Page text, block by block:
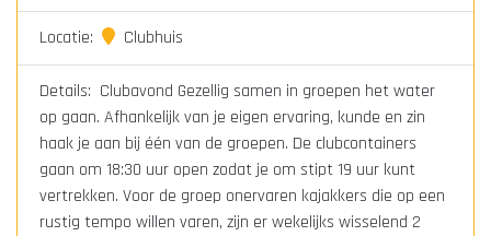
Locatie: Clubhuis
Details: Clubavond Gezellig samen in groepen het water
op gaan. Afhankelijk van je eigen ervaring, kunde en zin
haak je aan bij één van de groepen. De clubcontainers
gaan om 18:30 uur open zodat je om stipt 19 uur kunt
vertrekken. Voor de groep onervaren kajakkers die op een
rustig tempo willen varen, zijn er wekelijks wisselend 2